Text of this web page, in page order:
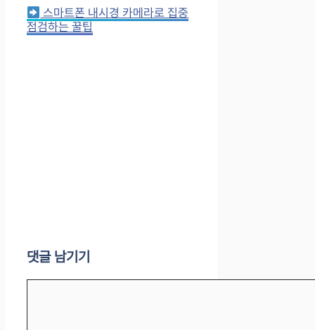
스마트폰 내시경 카메라로 집중
점검하는 꿀팁
댓글 남기기